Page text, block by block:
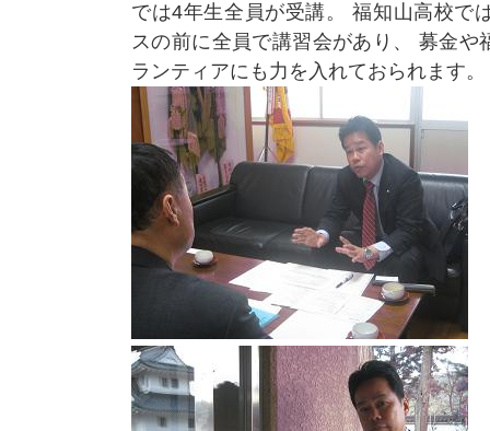
では4年生全員が受講。 福知山高校で
スの前に全員で講習会があり、 募金や
ランティアにも力を入れておられます。